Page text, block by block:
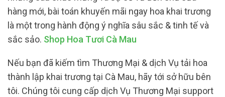
hàng mới, bài toán khuyến mãi ngay hoa khai trương
là một trong hành động ý nghĩa sâu sắc & tinh tế và
sắc sảo. Shop Hoa Tươi Cà Mau
Nếu bạn đã kiếm tìm Thương Mại & dịch Vụ tải hoa
thành lập khai trương tại Cà Mau, hãy tới sở hữu bên
tôi. Chúng tôi cung cấp dịch Vụ Thương Mại support